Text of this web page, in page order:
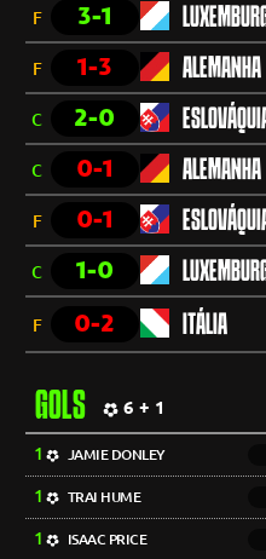
F 3-1
F 1-3 ALEMANHA
C 2-0
C 0-1 ALEMANHA
F 0-1
C 1-0
F 0-2 ITÁLIA
GOLS 6 + 1
1 JAMIE DONLEY
1 TRAI HUME
1 ISAAC PRICE